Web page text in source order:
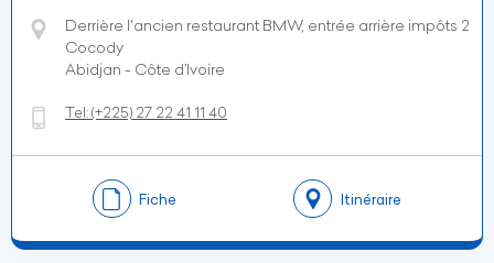
Derrière l'ancien restaurant BMW, entrée arrière impôts 2
Cocody
Abidjan - Côte d’Ivoire
Tel:(+225) 27 22 41 11 40
Fiche Itinéraire